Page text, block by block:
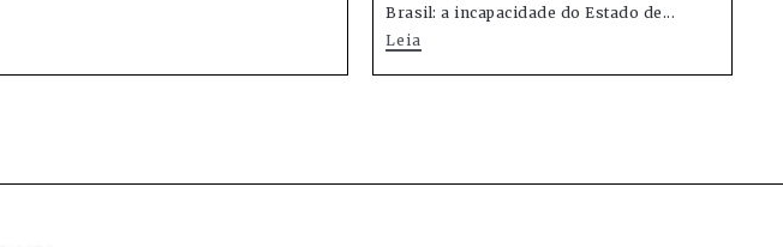
Brasil: a incapacidade do Estado de...
Leia